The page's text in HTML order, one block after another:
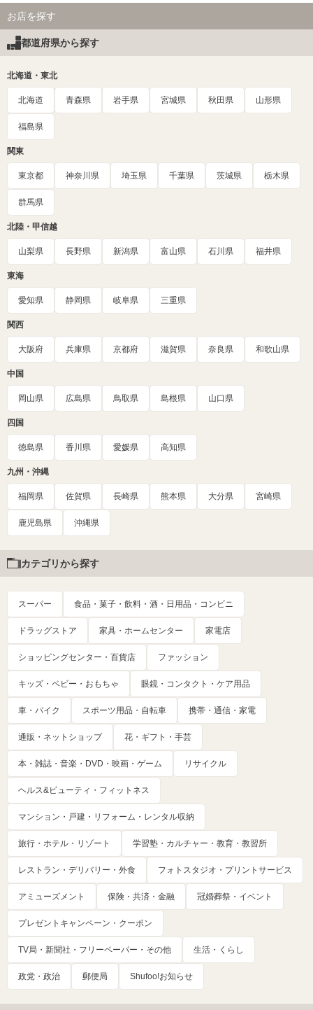
お店を探す
都道府県から探す
北海道・東北
北海道 青森県 岩手県 宮城県 秋田県 山形県
福島県
関東
東京都 神奈川県 埼玉県 千葉県 茨城県 栃木県
群馬県
北陸・甲信越
山梨県 長野県 新潟県 富山県 石川県 福井県
東海
愛知県 静岡県 岐阜県 三重県
関西
大阪府 兵庫県 京都府 滋賀県 奈良県 和歌山県
中国
岡山県 広島県 鳥取県 島根県 山口県
四国
徳島県 香川県 愛媛県 高知県
九州・沖縄
福岡県 佐賀県 長崎県 熊本県 大分県 宮崎県
鹿児島県 沖縄県
カテゴリから探す
スーパー 食品・菓子・飲料・酒・日用品・コンビニ
ドラッグストア 家具・ホームセンター 家電店
ショッピングセンター・百貨店 ファッション
キッズ・ベビー・おもちゃ 眼鏡・コンタクト・ケア用品
車・バイク スポーツ用品・自転車 携帯・通信・家電
通販・ネットショップ 花・ギフト・手芸
本・雑誌・音楽・DVD・映画・ゲーム リサイクル
ヘルス&ビューティ・フィットネス
マンション・戸建・リフォーム・レンタル収納
旅行・ホテル・リゾート 学習塾・カルチャー・教育・教習所
レストラン・デリバリー・外食 フォトスタジオ・プリントサービス
アミューズメント 保険・共済・金融 冠婚葬祭・イベント
プレゼントキャンペーン・クーポン
TV局・新聞社・フリーペーパー・その他 生活・くらし
政党・政治 郵便局 Shufoo!お知らせ